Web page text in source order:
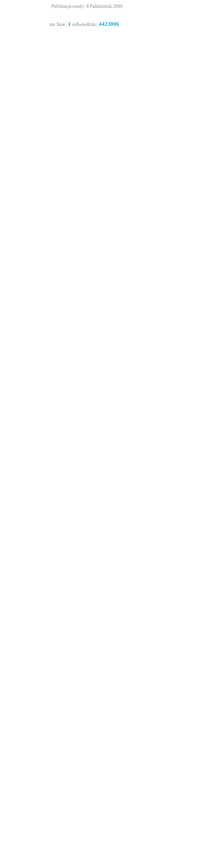
Publikacja sondy: 8 Październik 2009
on line: 1 odwiedzin: 4423006